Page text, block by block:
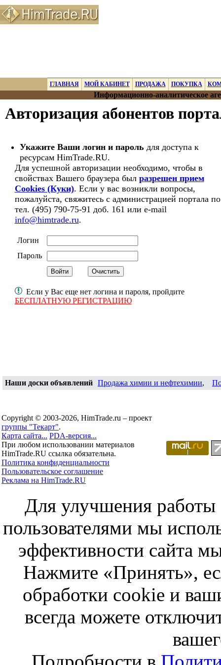
ГЛАВНАЯ МОЙ КАБИНЕТ ПРОДАЖА ПОКУПКА
Информационно-аналитическое
Авторизация абонентов
Укажите Ваши логин и пароль для доступа к
ресурсам HimTrade.RU.
Для успешной авторизации необходимо, чтобы в
свойствах Вашего браузера был разрешен прием
Cookies (Куки). Если у вас возникли вопросы,
пожалуйста, свяжитесь с администрацией портала по
тел. (495) 790-75-91 доб. 161 или e-mail
info@himtrade.ru.
Логин
Пароль
Если у Вас еще нет логина и пароля, пройдите
БЕСПЛАТНУЮ РЕГИСТРАЦИЮ
Наши доски объявлений Продажа химии и нефтехимии,
Copyright © 2003-2026, HimTrade.ru – проект
группы "Текарт".
Карта сайта... PDA-версия...
При любом использовании материалов
HimTrade.RU ссылка обязательна.
Политика конфиденциальности
Пользовательское соглашение
Реклама на HimTrade.RU
Для улучшения работы
пользователями мы
эффективности сайта
Нажмите «Принять»,
обработки cookie и
всегда можете